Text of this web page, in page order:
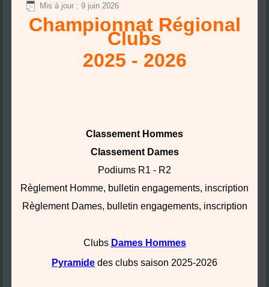
Mis à jour : 9 juin 2026
Championnat Régional
Clubs
2025 - 2026
Classement Hommes
Classement Dames
Podiums R1 - R2
Règlement Homme, bulletin engagements, inscription
Règlement Dames, bulletin engagements, inscription
Clubs Dames Hommes
Pyramide des clubs saison 2025-2026